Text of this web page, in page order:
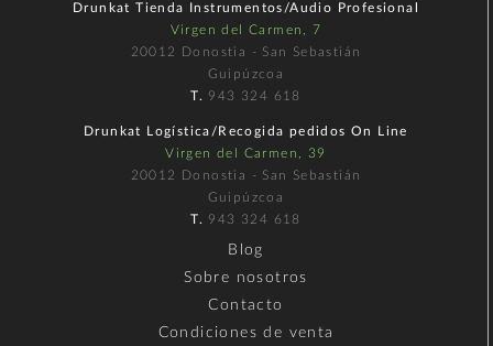
Drunkat Tienda Instrumentos/Audio Profesional
Virgen del Carmen, 7
20012 Donostia - San Sebastián
Guipúzcoa
T. 943 324 618
Drunkat Logística/Recogida pedidos On Line
Virgen del Carmen, 39
20012 Donostia - San Sebastián
Guipúzcoa
T. 943 324 618
Blog
Sobre nosotros
Contacto
Condiciones de venta